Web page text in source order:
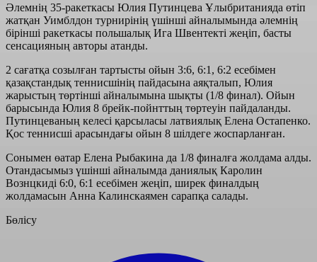
Әлемнің 35-ракеткасы Юлия Путинцева Ұлыбританияда өтіп
жатқан Уимблдон турнирінің үшінші айналымында әлемнің
бірінші ракеткасы польшалық Ига Швентекті жеңіп, басты
сенсацияның авторы атанды.
2 сағатқа созылған тартысты ойын 3:6, 6:1, 6:2 есебімен
қазақстандық теннисшінің пайдасына аяқталып, Юлия
жарыстың төртінші айналымына шықты (1/8 финал). Ойын
барысында Юлия 8 брейк-пойнттың төртеуін пайдаланды.
Путинцеваның келесі қарсыласы латвиялық Елена Остапенко.
Қос теннисші арасындағы ойын 8 шілдеге жоспарланған.
Сонымен өатар Елена Рыбакина да 1/8 финалға жолдама алды.
Отандасымыз үшінші айналымда даниялық Каролин
Вознцкиді 6:0, 6:1 есебімен жеңіп, ширек финалдың
жолдамасын Анна Калинскаямен сарапқа салады.
Бөлісу